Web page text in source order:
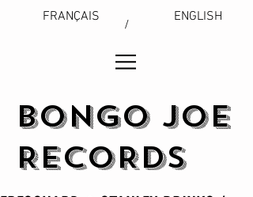
FRANÇAIS
/
ENGLISH
BONGO JOE
RECORDS